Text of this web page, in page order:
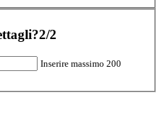
2/2
Inserire massimo 200